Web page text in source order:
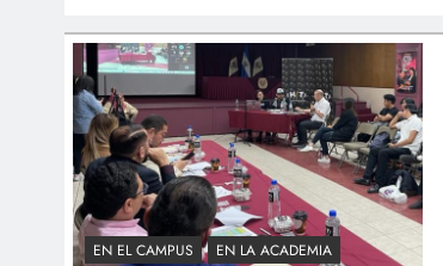
EN EL CAMPUS EN LA ACADEMIA